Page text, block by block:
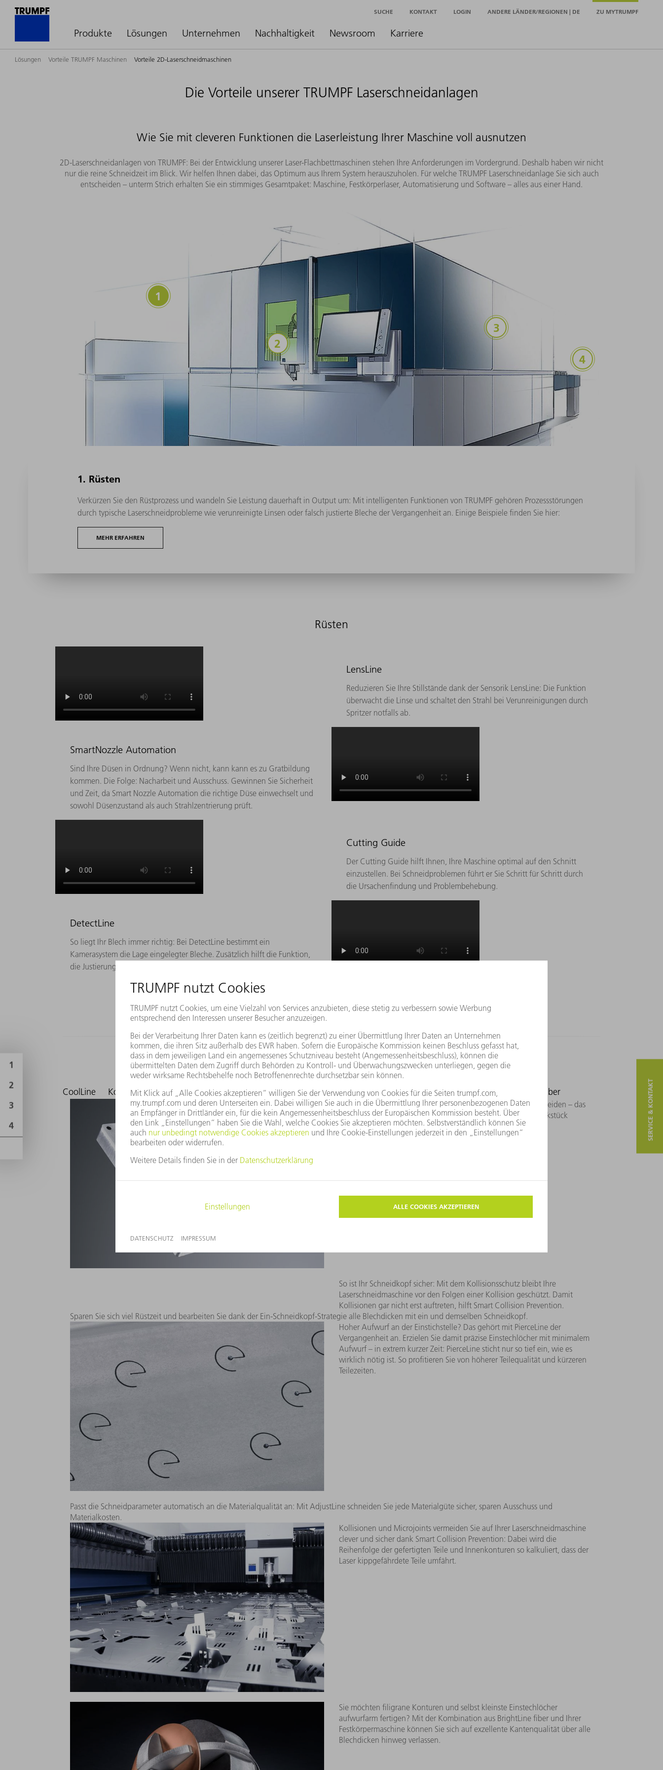
Produkte Lösungen Unternehmen Nachhaltigkeit Newsroom Karriere
SUCHE KONTAKT LOGIN ANDERE LÄNDER/REGIONEN | DE ZU MYTRUMPF
Lösungen Vorteile TRUMPF Maschinen Vorteile 2D-Laserschneidmaschinen
Die Vorteile unserer TRUMPF Laserschneidanlagen
Wie Sie mit cleveren Funktionen die Laserleistung Ihrer Maschine voll ausnutzen
2D-Laserschneidanlagen von TRUMPF: Bei der Entwicklung unserer Laser-Flachbettmaschinen stehen Ihre Anforderungen im Vordergrund. Deshalb haben wir nicht
nur die reine Schneidzeit im Blick. Wir helfen Ihnen dabei, das Optimum aus Ihrem System herauszuholen. Für welche TRUMPF Laserschneidanlage Sie sich auch
entscheiden – unterm Strich erhalten Sie ein stimmiges Gesamtpaket: Maschine, Festkörperlaser, Automatisierung und Software – alles aus einer Hand.
1. Rüsten
Verkürzen Sie den Rüstprozess und wandeln Sie Leistung dauerhaft in Output um: Mit intelligenten Funktionen von TRUMPF gehören Prozessstörungen
durch typische Laserschneidprobleme wie verunreinigte Linsen oder falsch justierte Bleche der Vergangenheit an. Einige Beispiele finden Sie hier:
MEHR ERFAHREN
Rüsten
LensLine
Reduzieren Sie Ihre Stillstände dank der Sensorik LensLine: Die Funktion
überwacht die Linse und schaltet den Strahl bei Verunreinigungen durch
Spritzer notfalls ab.
SmartNozzle Automation
Sind Ihre Düsen in Ordnung? Wenn nicht, kann kann es zu Gratbildung
kommen. Die Folge: Nacharbeit und Ausschuss. Gewinnen Sie Sicherheit
und Zeit, da Smart Nozzle Automation die richtige Düse einwechselt und
sowohl Düsenzustand als auch Strahlzentrierung prüft.
Cutting Guide
Der Cutting Guide hilft Ihnen, Ihre Maschine optimal auf den Schnitt
einzustellen. Bei Schneidproblemen führt er Sie Schritt für Schritt durch
die Ursachenfindung und Problembehebung.
DetectLine
So liegt Ihr Blech immer richtig: Bei DetectLine bestimmt ein
Kamerasystem die Lage eingelegter Bleche. Zusätzlich hilft die Funktion,
die Justierung der Fokuslage zu überprüfen.
Produzieren
CoolLine
Filigrane Teile und enge Konturen in dicken Baustahl laserschneiden – das
gelingt Ihnen mit der Funktion CoolLine, denn sie hält Ihr Werkstück
während des Schneidens konstant kühl.
Kollisionsschutz
So ist Ihr Schneidkopf sicher: Mit dem Kollisionsschutz bleibt Ihre
Laserschneidmaschine vor den Folgen einer Kollision geschützt. Damit
Kollisionen gar nicht erst auftreten, hilft Smart Collision Prevention.
Ein-Schneidkopf-Strategie
Sparen Sie sich viel Rüstzeit und bearbeiten Sie dank der Ein-Schneidkopf-Strategie alle Blechdicken mit ein und demselben Schneidkopf.
PierceLine
wirklich nötig ist. So profitieren Sie von höherer Teilequalität und kürzeren
AdjustLine
Passt die Schneidparameter automatisch an die Materialqualität an: Mit AdjustLine schneiden Sie jede Materialgüte sicher, sparen Ausschuss und
Materialkosten.
Smart Collision Prevention
Laser kippgefährdete Teile umfährt.
BrigthLine fiber SERVICE & KONTAKT